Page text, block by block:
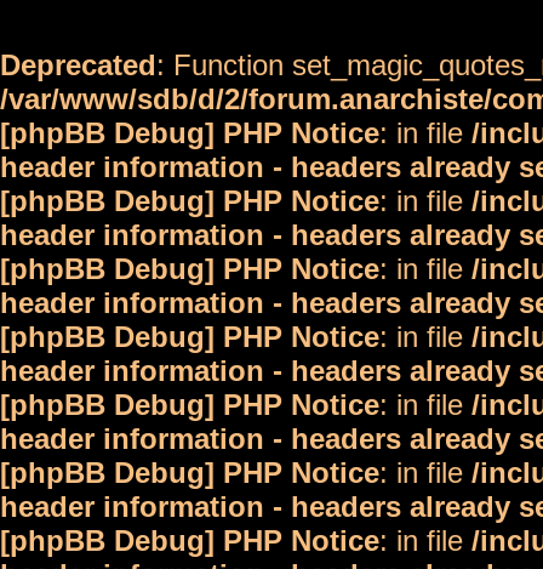
Deprecated: Function
/var/www/sdb/d/2/forum.anarchiste/
[phpBB Debug] PHP Notice: in file /
header information - headers already
[phpBB Debug] PHP Notice: in file /
header information - headers already
[phpBB Debug] PHP Notice: in file /
header information - headers already
[phpBB Debug] PHP Notice: in file /
header information - headers already
[phpBB Debug] PHP Notice: in file /
header information - headers already
[phpBB Debug] PHP Notice: in file /
header information - headers already
[phpBB Debug] PHP Notice: in file /